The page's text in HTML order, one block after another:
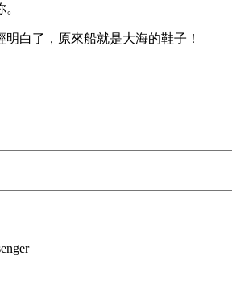
白了，原來船就是大海的鞋子！